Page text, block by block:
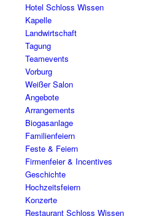
Hotel Schloss Wissen
Kapelle
Landwirtschaft
Tagung
Teamevents
Vorburg
Weißer Salon
Angebote
Arrangements
Biogasanlage
Familienfeiern
Feste & Feiern
Firmenfeier & Incentives
Geschichte
Hochzeitsfeiern
Konzerte
Restaurant Schloss Wissen